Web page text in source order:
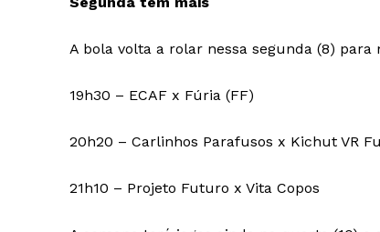
A bola volta a rolar nessa segunda (8) para
19h30 – ECAF x Fúria (FF)
20h20 – Carlinhos Parafusos x Kichut VR
21h10 – Projeto Futuro x Vita Copos